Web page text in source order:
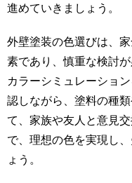
進めていきましょう。
外壁塗装の色選びは、
素であり、慎重な検討が
カラーシミュレーショ
認しながら、塗料の種
て、家族や友人と意見
で、理想の色を実現し
ょう。